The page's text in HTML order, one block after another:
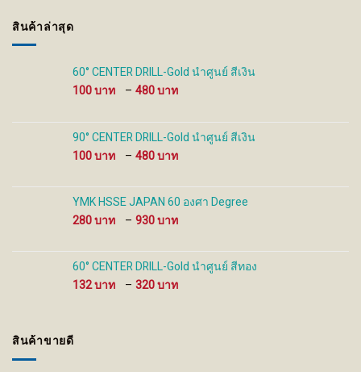
chosen
on
product
สินค้าล่าสุด
60° CENTER DRILL-Gold นำศูนย์ สีเงิน
100
– 480
100 ฿
through
480 ฿
90° CENTER DRILL-Gold นำศูนย์ สีเงิน
100
– 480
100 ฿
through
YMK HSSE JAPAN 60 องศา Degree
280
– 930
280 ฿
through
930 ฿
60° CENTER DRILL-Gold นำศูนย์ สีทอง
132
– 320
สินค้าขายดี